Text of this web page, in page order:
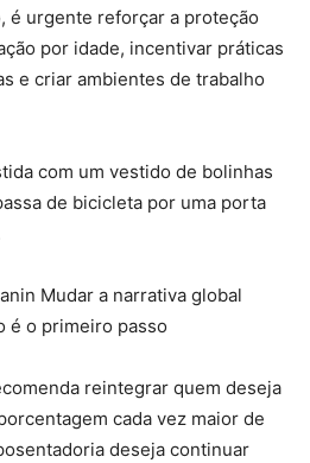
é urgente reforçar a proteção
por idade, incentivar práticas
e criar ambientes de trabalho
com um vestido de bolinhas
de bicicleta por uma porta
Mudar a narrativa global
é o primeiro passo
reintegrar quem deseja
cada vez maior de
deseja continuar